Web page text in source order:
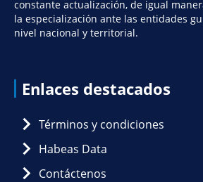
constante actualización, de igual
la especialización ante las entidades
nivel nacional y territorial.
Enlaces destacados
Términos y condiciones
Habeas Data
Contáctenos